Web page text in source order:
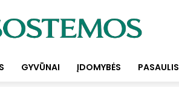
GYVŪNAI ĮDOMYBĖS PASAULIS